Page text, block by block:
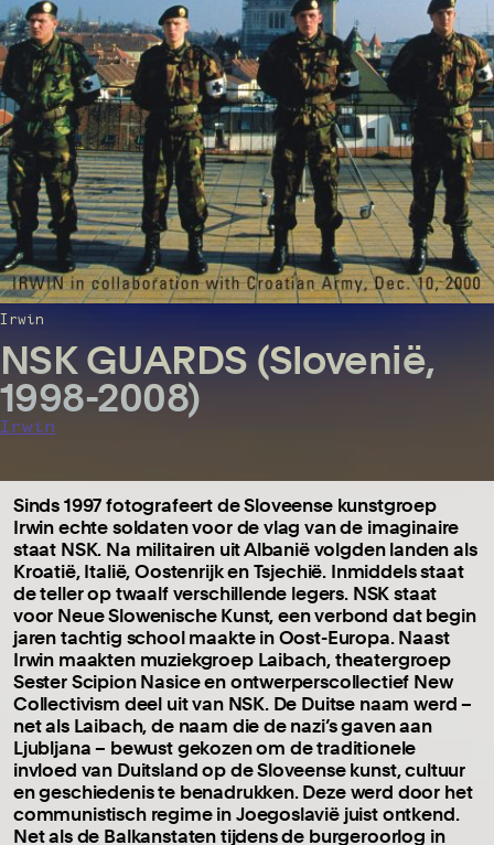
NSK GUARDS (Slovenië,
1998-2008)
Irwin
Irwin
Sinds 1997 fotografeert de Sloveense kunstgroep
Irwin echte soldaten voor de vlag van de imaginaire
staat NSK. Na militairen uit Albanië volgden landen als
Kroatië, Italië, Oostenrijk en Tsjechië. Inmiddels staat
de teller op twaalf verschillende legers. NSK staat
voor Neue Slowenische Kunst, een verbond dat begin
jaren tachtig school maakte in Oost-Europa. Naast
Irwin maakten muziekgroep Laibach, theatergroep
Sester Scipion Nasice en ontwerperscollectief New
Collectivism deel uit van NSK. De Duitse naam werd –
net als Laibach, de naam die de nazi’s gaven aan
Ljubljana – bewust gekozen om de traditionele
invloed van Duitsland op de Sloveense kunst, cultuur
en geschiedenis te benadrukken. Deze werd door het
communistisch regime in Joegoslavië juist ontkend.
Net als de Balkanstaten tijdens de burgeroorlog in